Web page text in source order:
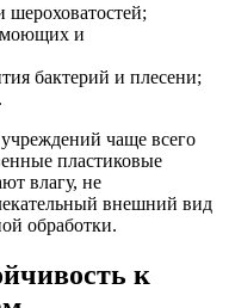
шероховатостей;
моющих и
бактерий и плесени;
чаще всего
пластиковые
влагу, не
внешний вид
обработки.
к